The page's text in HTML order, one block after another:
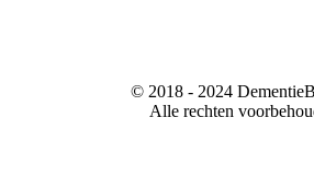
© 2018 - 2024
Alle rechten